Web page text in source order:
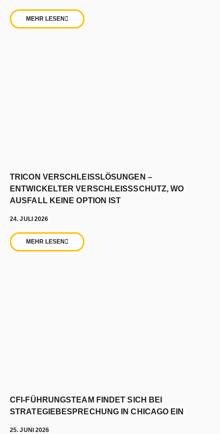
MEHR LESEN
TRICON VERSCHLEISSLÖSUNGEN –
ENTWICKELTER VERSCHLEISSSCHUTZ, WO
AUSFALL KEINE OPTION IST
24. JULI 2026
MEHR LESEN
CFI-FÜHRUNGSTEAM FINDET SICH BEI
STRATEGIEBESPRECHUNG IN CHICAGO EIN
25. JUNI 2026